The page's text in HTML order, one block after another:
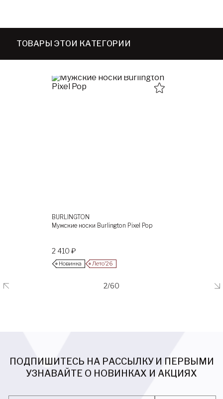
ТОВАРЫ ЭТОЙ КАТЕГОРИИ
BURLINGTON
Мужские носки Burlington Pixel Pop
2 410 ₽
Новинка Лето’26
2/60
ПОДПИШИТЕСЬ НА РАССЫЛКУ И ПЕРВЫМИ
УЗНАВАЙТЕ О НОВИНКАХ И АКЦИЯХ